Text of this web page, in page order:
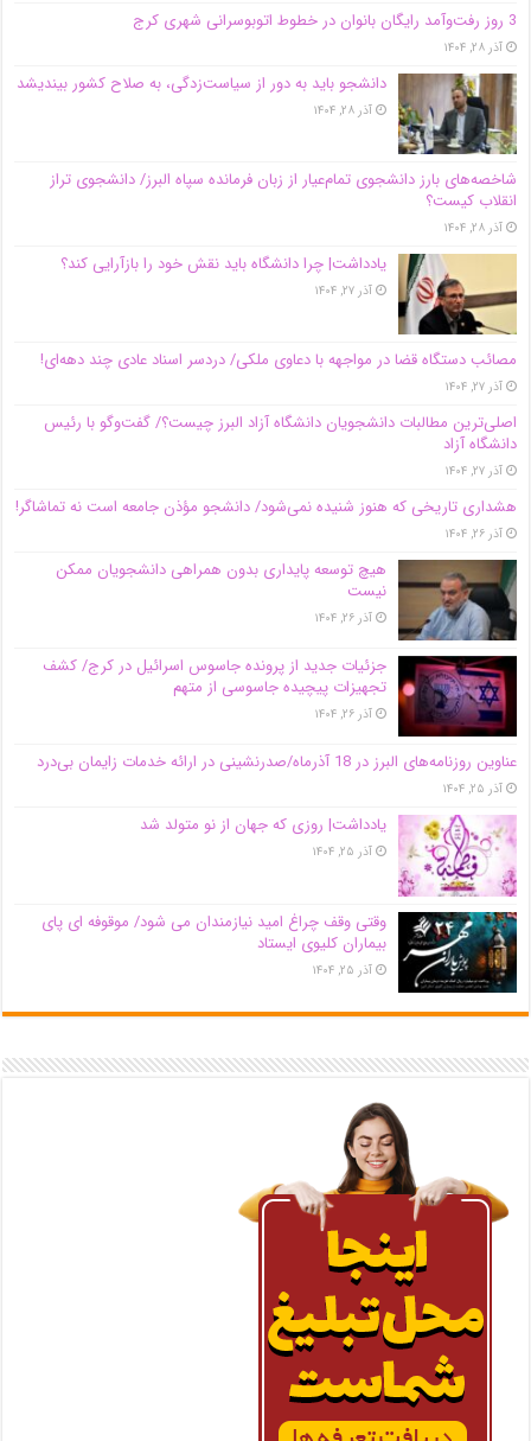
3 روز رفت‌وآمد رایگان بانوان در خطوط اتوبوسرانی شهری کرج
آذر ۲۸, ۱۴۰۴
دانشجو باید به دور از سیاست‌زدگی، به صلاح کشور بیندیشد
آذر ۲۸, ۱۴۰۴
شاخصه‌های بارز دانشجوی تمام‌عیار از زبان فرمانده سپاه البرز/ دانشجوی تراز
انقلاب کیست؟
آذر ۲۸, ۱۴۰۴
یادداشت| چرا دانشگاه باید نقش خود را بازآرایی کند؟
آذر ۲۷, ۱۴۰۴
مصائب دستگاه قضا در مواجهه با دعاوی ملکی/ دردسر اسناد عادی چند‌ دهه‌ای!
آذر ۲۷, ۱۴۰۴
اصلی‌ترین مطالبات دانشجویان دانشگاه آزاد البرز چیست؟/ گفت‌وگو با رئیس
دانشگاه آز‌اد
آذر ۲۷, ۱۴۰۴
هشداری تاریخی که هنوز شنیده نمی‌شود/ دانشجو مؤذن جامعه است نه تماشاگر!
آذر ۲۶, ۱۴۰۴
هیچ توسعه پایداری بدون همراهی دانشجویان ممکن
نیست
آذر ۲۶, ۱۴۰۴
جزئیات جدید از پرونده جاسوس اسرائیل در کرج/‌ کشف
تجهیزات پیچیده جاسوسی از متهم
آذر ۲۶, ۱۴۰۴
عناوین روزنامه‌های البرز در ‌18 آذرماه/صدرنشینی در ارائه خدمات زایمان بی‌درد
آذر ۲۵, ۱۴۰۴
یادداشت| روزی که جهان از نو متولد شد
آذر ۲۵, ۱۴۰۴
وقتی وقف چراغ امید نیازمندان می شود/ موقوفه ای پای
بیماران کلیوی ایستاد
آذر ۲۵, ۱۴۰۴